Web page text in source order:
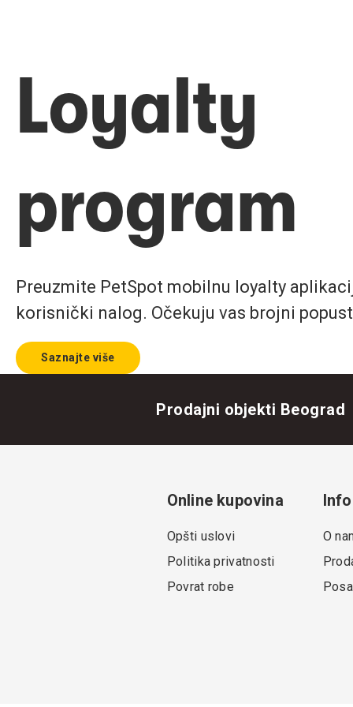
Loyalty
program
Preuzmite PetSpot mobilnu loyalty
korisnički nalog. Očekuju vas brojni
Saznajte više
Prodajni objekti Beograd
Online kupovina
Opšti uslovi
Politika privatnosti
Povrat robe
Info
O